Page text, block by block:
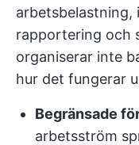
arbetsbelastning,
rapportering och
organiserar inte
hur det fungerar
Begränsade
arbetsström